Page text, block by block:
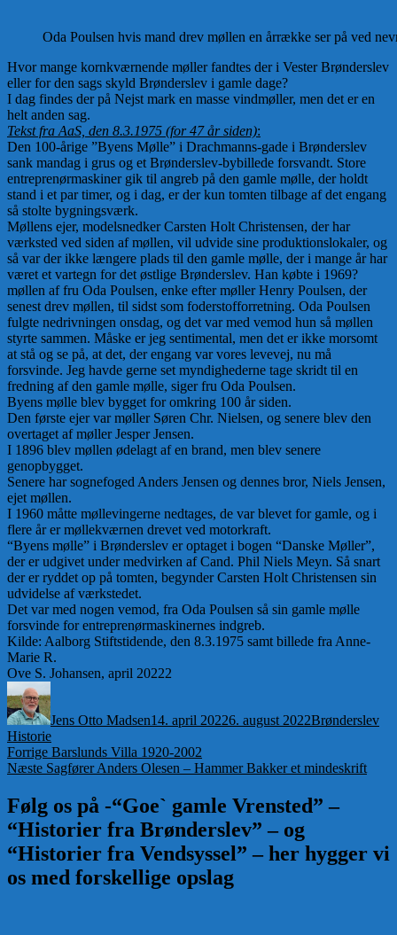
Oda Poulsen hvis mand drev møllen en årrække ser på ved
Hvor mange kornkværnende møller fandtes der i Vester Brønderslev
eller for den sags skyld Brønderslev i gamle dage?
I dag findes der på Nejst mark en masse vindmøller, men det er en
helt anden sag.
Tekst fra AaS, den 8.3.1975 (for 47 år siden):
Den 100-årige ”Byens Mølle” i Drachmanns-gade i Brønderslev
sank mandag i grus og et Brønderslev-bybillede forsvandt. Store
entreprenørmaskiner gik til angreb på den gamle mølle, der holdt
stand i et par timer, og i dag, er der kun tomten tilbage af det engang
så stolte bygningsværk.
Møllens ejer, modelsnedker Carsten Holt Christensen, der har
værksted ved siden af møllen, vil udvide sine produktionslokaler, og
så var der ikke længere plads til den gamle mølle, der i mange år har
været et vartegn for det østlige Brønderslev. Han købte i 1969?
møllen af fru Oda Poulsen, enke efter møller Henry Poulsen, der
senest drev møllen, til sidst som foderstofforretning. Oda Poulsen
fulgte nedrivningen onsdag, og det var med vemod hun så møllen
styrte sammen. Måske er jeg sentimental, men det er ikke morsomt
at stå og se på, at det, der engang var vores levevej, nu må
forsvinde. Jeg havde gerne set myndighederne tage skridt til en
fredning af den gamle mølle, siger fru Oda Poulsen.
Byens mølle blev bygget for omkring 100 år siden.
Den første ejer var møller Søren Chr. Nielsen, og senere blev den
overtaget af møller Jesper Jensen.
I 1896 blev møllen ødelagt af en brand, men blev senere
genopbygget.
Senere har sognefoged Anders Jensen og dennes bror, Niels Jensen,
ejet møllen.
I 1960 måtte møllevingerne nedtages, de var blevet for gamle, og i
flere år er møllekværnen drevet ved motorkraft.
“Byens mølle” i Brønderslev er optaget i bogen “Danske Møller”,
der er udgivet under medvirken af Cand. Phil Niels Meyn. Så snart
der er ryddet op på tomten, begynder Carsten Holt Christensen sin
udvidelse af værkstedet.
Det var med nogen vemod, fra Oda Poulsen så sin gamle mølle
forsvinde for entreprenørmaskinernes indgreb.
Kilde: Aalborg Stiftstidende, den 8.3.1975 samt billede fra Anne-
Marie R.
Ove S. Johansen, april 20222
Jens Otto Madsen14. april 20226. august 2022Brønderslev
Historie
Indlægsnavigation
Forrige Forrige
indlæg:
Barslunds Villa 1920-2002
Næste Næste
Sagfører Anders Olesen – Hammer Bakker et mindeskrift
Følg os på -“Goe` gamle Vrensted” –
“Historier fra Brønderslev” – og
“Historier fra Vendsyssel” – her hygger vi
os med forskellige opslag